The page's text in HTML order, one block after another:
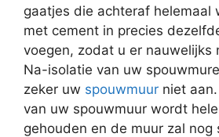
gaatjes die achteraf helemaal
met cement in precies
voegen, zodat u er nauwelijks
Na-isolatie van uw
zeker uw spouwmuur niet
van uw spouwmuur wordt
gehouden en de muur zal nog